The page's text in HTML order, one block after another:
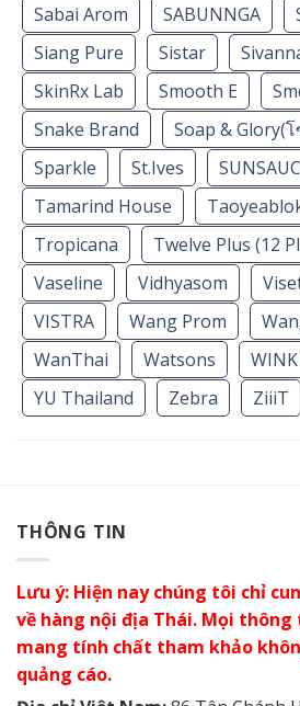
Sabai Arom
SABUNNGA
Siang Pure
Sistar
SkinRx Lab
Smooth E
Snake Brand
Soap & Glory(
Sparkle
St.Ives
Tamarind House
Tropicana
Twelve Plus (12
Vaseline
Vidhyasom
VISTRA
Wang Prom
WanThai
Watsons
YU Thailand
Zebra ZiiiT
THÔNG TIN
Lưu ý: Hiện nay chúng tôi chỉ
về hàng nội địa Thái. Mọi
mang tính chất tham khảo
quảng cáo.